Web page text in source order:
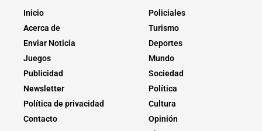
Inicio
Acerca de
Enviar Noticia
Juegos
Publicidad
Newsletter
Política de privacidad
Contacto
Policiales
Turismo
Deportes
Mundo
Sociedad
Política
Cultura
Opinión